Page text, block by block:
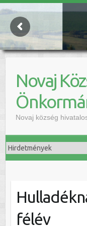
Novaj
Novaj község
félév